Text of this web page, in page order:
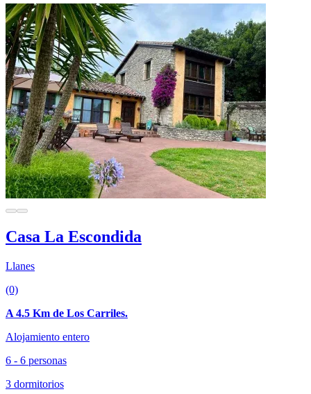
Casa La Escondida
Llanes
(0)
A 4.5 Km de Los Carriles.
Alojamiento entero
6 - 6 personas
3 dormitorios